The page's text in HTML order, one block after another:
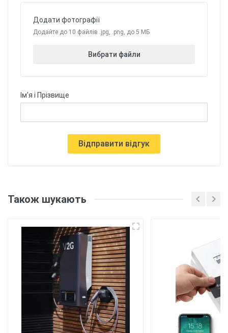
Додати фотографії
Додайте до 10 файлів .jpg, .png, до 5 МБ
Вибрати файли
Ім'я і Прізвище
Відправити відгук
Також шукають